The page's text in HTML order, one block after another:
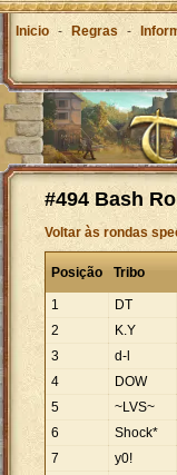
Inicio - Regras -
#494 Bash
Voltar às rondas
Posição Tribo
1 DT
2
K.Y
3
d-l
4
DOW
5
~LVS~
6
Shock*
7
y0!